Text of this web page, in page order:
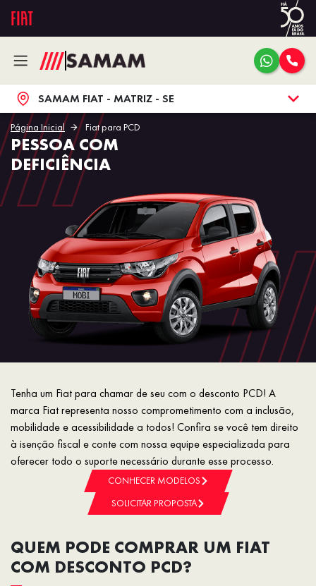
SAMAM FIAT - MATRIZ - SE
Página Inicial Fiat para PCD
PESSOA COM
DEFICIÊNCIA
Tenha um Fiat para chamar de seu com o desconto PCD! A
marca Fiat representa nosso comprometimento com a inclusão,
mobilidade e acessibilidade a todos! Confira se você tem direito
à isenção fiscal e conte com nossa equipe especializada para
oferecer todo o suporte necessário durante esse processo.
CONHECER MODELOS
SOLICITAR PROPOSTA
QUEM PODE COMPRAR UM FIAT
COM DESCONTO PCD?